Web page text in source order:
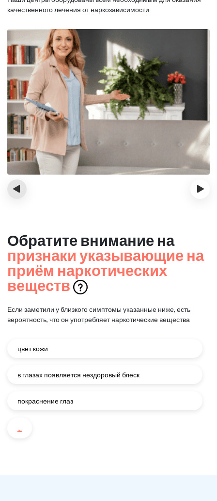
качественного лечения от наркозависимости
‹ ›
Обратите внимание на
признаки указывающие на
приём наркотических
веществ
Если заметили у близкого симптомы указанные ниже, есть
вероятность, что он употребляет наркотические вещества
цвет кожи
в глазах появляется нездоровый блеск
покраснение глаз
...